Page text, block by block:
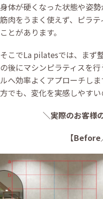
身体が硬くなった状態や姿
筋肉をうまく使えず、ピラ
ことがあります。
そこでLa pilatesでは、まず
の後にマシンピラティスを
ルへ効率よくアプローチし
方でも、変化を実感しやすい
＼実際のお客様
【